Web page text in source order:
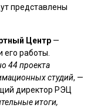
представлены
Центр —
работы.
44 проекта
студий, —
директор РЭЦ
итоги,